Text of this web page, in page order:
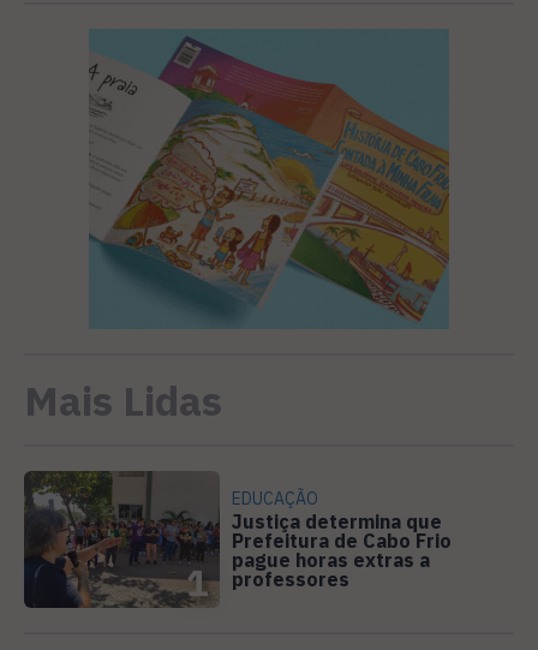
Mais Lidas
1
EDUCAÇÃO
Justiça determina que
Prefeitura de Cabo Frio
pague horas extras a
professores